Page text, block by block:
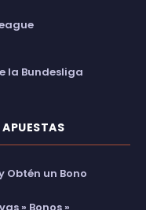
la Bundesliga
Obtén un Bono